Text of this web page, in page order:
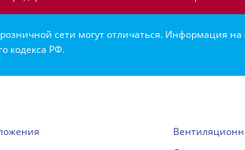
сети могут отличаться. Информация на
кодекса РФ.